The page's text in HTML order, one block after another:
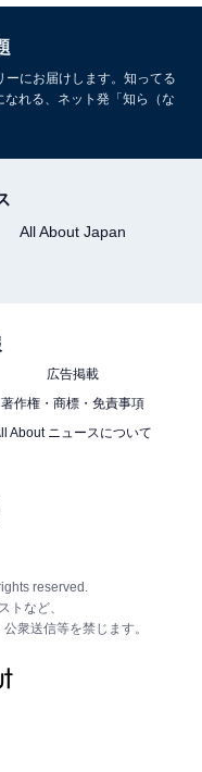
にお届けします。知ってる
れる、ネット発「知ら（な
All About Japan
広告掲載
著作権・商標・免責事項
About ニュースについて
reserved.
トなど、
衆送信等を禁じます。